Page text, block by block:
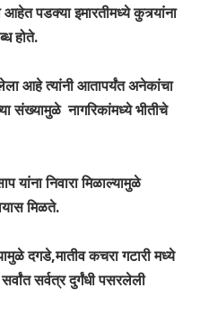
पडक्या इमारतीमध्ये कुत्र्यांना
होते.
आहे त्यांनी आतापर्यंत अनेकांचा
संख्यामुळे नागरिकांमध्ये भीतीचे
यांना निवारा मिळाल्यामुळे
मिळते.
दगडे,मातीव कचरा गटारी मध्ये
सर्वत्र दुर्गंधी पसरलेली